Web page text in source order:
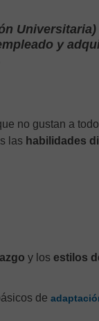
y
no gustan a
las habilidades
y los estilos
de